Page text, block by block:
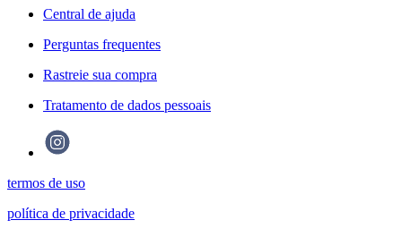
Central de ajuda
Perguntas frequentes
Rastreie sua compra
Tratamento de dados pessoais
termos de uso
política de privacidade